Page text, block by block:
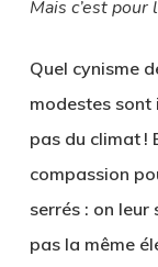
Mais c’est
Quel cynisme
modestes sont
pas du climat !
compassion
serrés : on leur
pas la même